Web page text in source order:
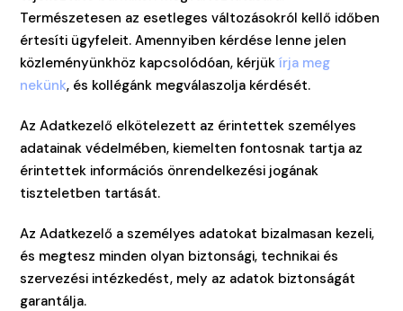
Természetesen az esetleges változásokról kellő időben
értesíti ügyfeleit. Amennyiben kérdése lenne jelen
közleményünkhöz kapcsolódóan, kérjükírja meg
nekünk, és kollégánk megválaszolja kérdését.
Az Adatkezelő elkötelezett az érintettek személyes
adatainak védelmében, kiemelten fontosnak tartja az
érintettek információs önrendelkezési jogának
tiszteletben tartását.
Az Adatkezelő a személyes adatokat bizalmasan kezeli,
és megtesz minden olyan biztonsági, technikai és
szervezési intézkedést, mely az adatok biztonságát
garantálja.